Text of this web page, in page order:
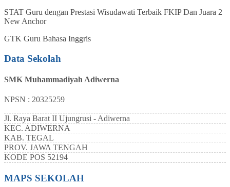
STAT Guru dengan Prestasi Wisudawati Terbaik FKIP Dan Juara 2
New Anchor
GTK Guru Bahasa Inggris
Data Sekolah
SMK Muhammadiyah Adiwerna
NPSN : 20325259
Jl. Raya Barat II Ujungrusi - Adiwerna
KEC. ADIWERNA
KAB. TEGAL
PROV. JAWA TENGAH
KODE POS 52194
MAPS SEKOLAH